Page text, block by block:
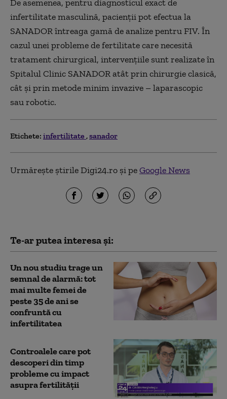
De asemenea, pentru diagnosticul exact de
infertilitate masculină, pacienții pot efectua la
SANADOR întreaga gamă de analize pentru FIV. În
cazul unei probleme de fertilitate care necesită
tratament chirurgical, intervențiile sunt realizate în
Spitalul Clinic SANADOR atât prin chirurgie clasică,
cât și prin metode minim invazive – laparascopic
sau robotic.
Etichete: infertilitate sanador
Urmărește știrile Digi24.ro și peGoogle News
Te-ar putea interesa și:
Un nou studiu trage un
semnal de alarmă: tot
mai multe femei de
peste 35 de ani se
confruntă cu
infertilitatea
Controalele care pot
descoperi din timp
probleme cu impact
asupra fertilității